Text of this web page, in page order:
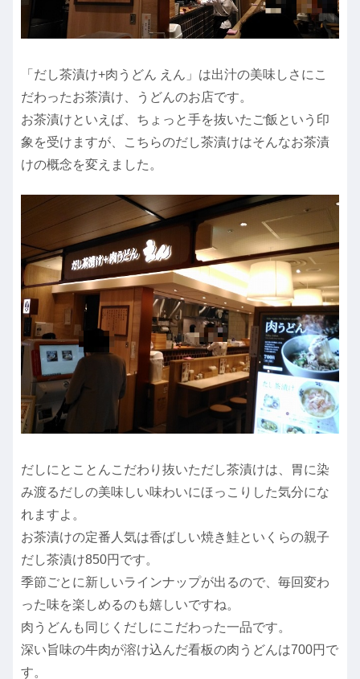
「だし茶漬け+肉うどん えん」は出汁の美味しさにこ
だわったお茶漬け、うどんのお店です。
お茶漬けといえば、ちょっと手を抜いたご飯という印
象を受けますが、こちらのだし茶漬けはそんなお茶漬
けの概念を変えました。
だしにとことんこだわり抜いただし茶漬けは、胃に染
み渡るだしの美味しい味わいにほっこりした気分にな
れますよ。
お茶漬けの定番人気は香ばしい焼き鮭といくらの親子
だし茶漬け850円です。
季節ごとに新しいラインナップが出るので、毎回変わ
った味を楽しめるのも嬉しいですね。
肉うどんも同じくだしにこだわった一品です。
深い旨味の牛肉が溶け込んだ看板の肉うどんは700円で
す。